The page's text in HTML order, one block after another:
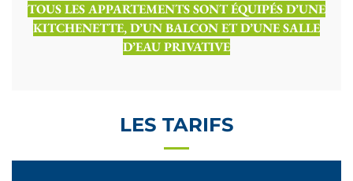
TOUS LES APPARTEMENTS SONT ÉQUIPÉS D’UNE
KITCHENETTE, D’UN BALCON ET D’UNE SALLE
D’EAU PRIVATIVE
LES TARIFS